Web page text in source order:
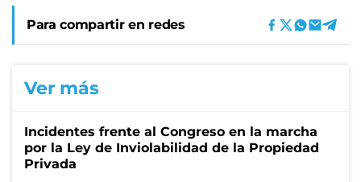
Para compartir en redes
Ver más
Incidentes frente al Congreso en la marcha
por la Ley de Inviolabilidad de la Propiedad
Privada